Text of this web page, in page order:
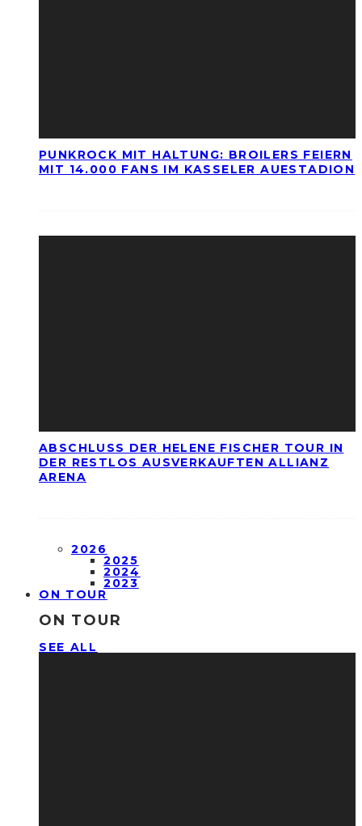
PUNKROCK MIT HALTUNG: BROILERS FEIERN
MIT 14.000 FANS IM KASSELER AUESTADION
ABSCHLUSS DER HELENE FISCHER TOUR IN
DER RESTLOS AUSVERKAUFTEN ALLIANZ
ARENA
2026
2025
2024
2023
ON TOUR
ON TOUR
SEE ALL